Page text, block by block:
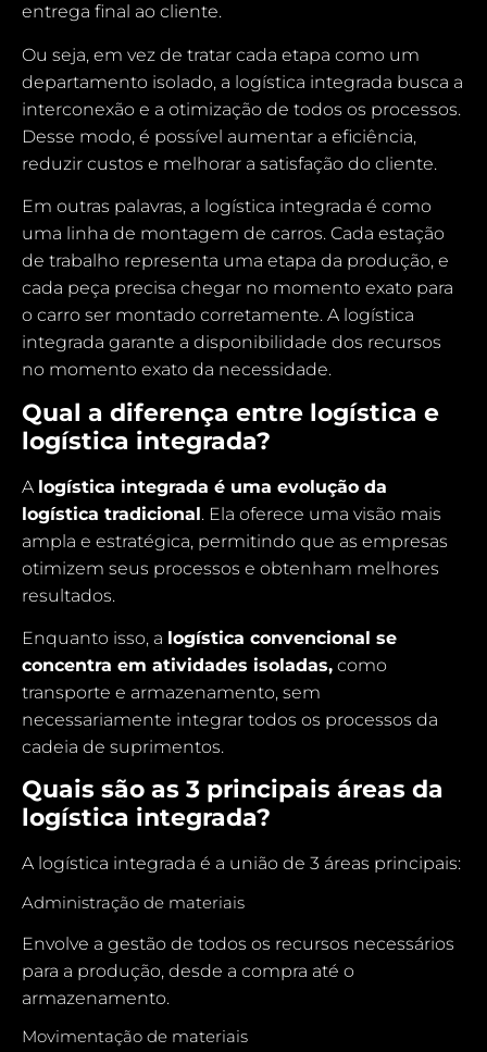
entrega final ao cliente.
Ou seja, em vez de tratar cada etapa como um
departamento isolado, a logística integrada busca a
interconexão e a otimização de todos os processos.
Desse modo, é possível aumentar a eficiência,
reduzir custos e melhorar a satisfação do cliente.
Em outras palavras, a logística integrada é como
uma linha de montagem de carros. Cada estação
de trabalho representa uma etapa da produção, e
cada peça precisa chegar no momento exato para
o carro ser montado corretamente. A logística
integrada garante a disponibilidade dos recursos
no momento exato da necessidade.
Qual a diferença entre logística e
logística integrada?
A logística integrada é uma evolução da
logística tradicional. Ela oferece uma visão mais
ampla e estratégica, permitindo que as empresas
otimizem seus processos e obtenham melhores
resultados.
Enquanto isso, a logística convencional se
concentra em atividades isoladas, como
transporte e armazenamento, sem
necessariamente integrar todos os processos da
cadeia de suprimentos.
Quais são as 3 principais áreas da
logística integrada?
A logística integrada é a união de 3 áreas principais:
Administração de materiais
Envolve a gestão de todos os recursos necessários
para a produção, desde a compra até o
armazenamento.
Movimentação de materiais